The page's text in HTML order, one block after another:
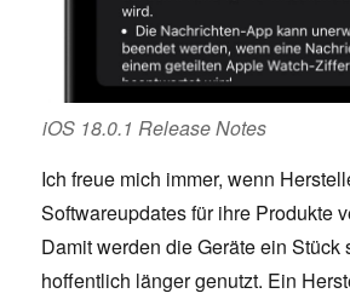
iOS 18.0.1 Release Notes
Ich freue mich immer, wenn
Softwareupdates für ihre Produkte
Damit werden die Geräte ein Stück
hoffentlich länger genutzt. Ein